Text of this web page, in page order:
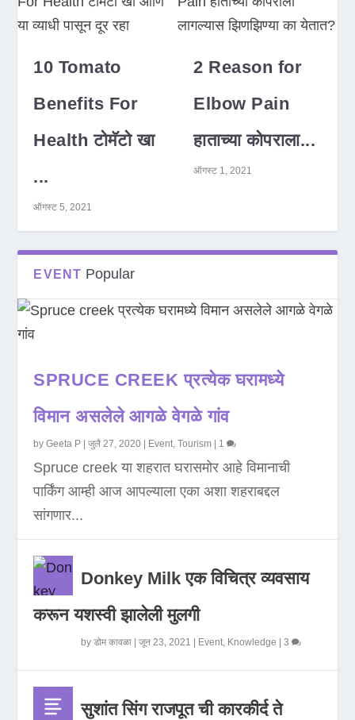
10 Tomato
Benefits For
Health टोमॅटो खा
...
ऑगस्ट 5, 2021
2 Reason for
Elbow Pain
हाताच्या कोपराला...
ऑगस्ट 1, 2021
EVENT Popular
SPRUCE CREEK प्रत्येक घरामध्ये
विमान असलेले आगळे वेगळे गांव
byGeeta P |जुलै 27, 2020 Event,Tourism 1
Spruce creek या शहरात घरासमोर आहे विमानाची
पार्किंग आम्ही आज आपल्याला एका अशा शहराबद्दल
सांगणार...
Donkey Milk एक विचित्र व्यवसाय
करून यशस्वी झालेली मुलगी
byडोम कावळा |जून 23, 2021 Event, Knowledge |3
सुशांत सिंग राजपूत ची कारकीर्द ते